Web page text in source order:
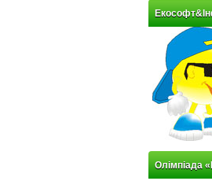
Олімпіада